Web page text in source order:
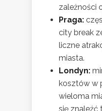
zależności
Praga:
city break
liczne
miasta.
Londyn:
kosztów w
wieloma
się znaleźć